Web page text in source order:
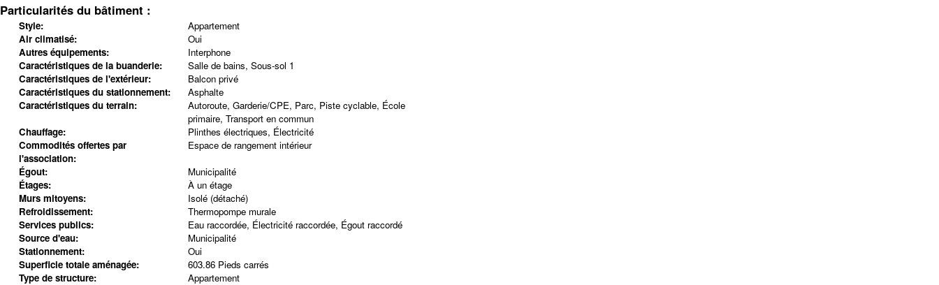
Particularités du bâtiment :
Style:
Appartement
Air climatisé:
Oui
Autres équipements:
Interphone
Caractéristiques de la buanderie:
Salle de bains, Sous-sol 1
Caractéristiques de l'extérieur:
Balcon privé
Caractéristiques du stationnement:
Asphalte
Caractéristiques du terrain:
Autoroute, Garderie/CPE, Parc, Piste cyclable, École
primaire, Transport en commun
Chauffage:
Plinthes électriques, Électricité
Commodités offertes par
l'association:
Espace de rangement intérieur
Égout:
Municipalité
Étages:
À un étage
Murs mitoyens:
Isolé (détaché)
Refroidissement:
Thermopompe murale
Services publics:
Eau raccordée, Électricité raccordée, Égout raccordé
Source d'eau:
Municipalité
Stationnement:
Oui
Superficie totale aménagée:
603.86 Pieds carrés
Type de structure:
Appartement